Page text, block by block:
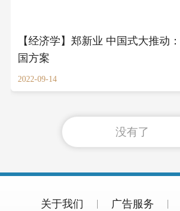
【经济学】郑新业 中国式大推动
国方案
2022-09-14
没有了
关于我们 广告服务